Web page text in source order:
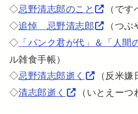
◇忌野清志郎のこと
（です
◇追悼 忌野清志郎
（つぶ
◇ 「パンク君が代」＆「人間
ル雑食手帳）
◇忌野清志郎逝く
（反米嫌
◇清志郎逝く （いとえーつ